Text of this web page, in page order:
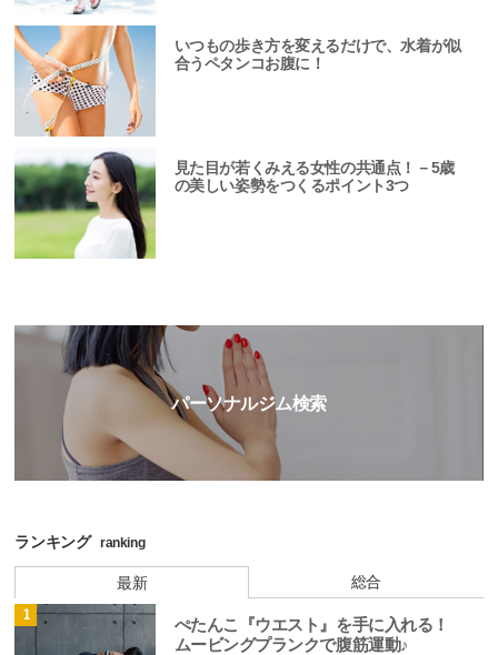
いつもの歩き方を変えるだけで、水着が似
合うペタンコお腹に！
見た目が若くみえる女性の共通点！－5歳
の美しい姿勢をつくるポイント3つ
パーソナルジム検索
ランキング ranking
最新 総合
1
ぺたんこ『ウエスト』を手に入れる！
ムービングプランクで腹筋運動♪